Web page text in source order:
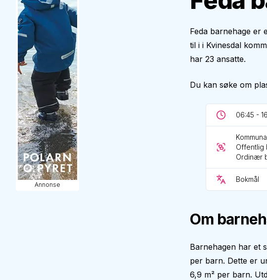
Annonse
Feda barnehage er
til i i Kvinesdal
har 23 ansatte.
Du kan søke om
06:45 -
Offentlig
Ordinær
Bokmål
Om
Barnehagen har et
per barn. Dette er
6,9 m² per barn.